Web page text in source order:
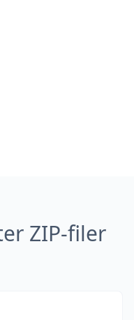
ZIP-filer